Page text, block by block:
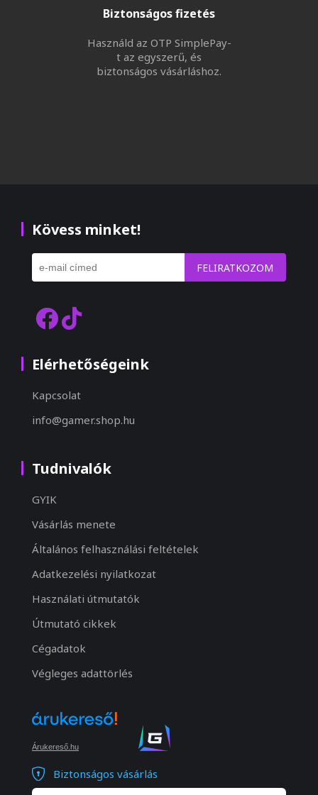
Biztonságos fizetés
Használd az OTP SimplePay-
t az egyszerű, és
biztonságos vásárláshoz.
Kövess minket!
FELIRATKOZOM
Elérhetőségeink
Kapcsolat
info@gamer.shop.hu
Tudnivalók
GYIK
Vásárlás menete
Általános felhasználási feltételek
Adatkezelési nyilatkozat
Használati útmutatók
Útmutató cikkek
Cégadatok
Végleges adattörlés
Árukereső.hu
Biztonságos vásárlás